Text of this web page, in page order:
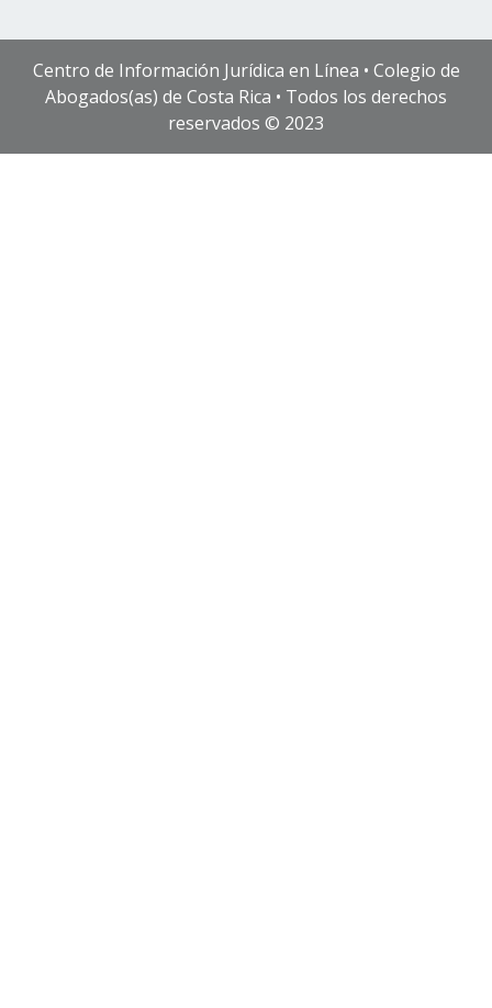
Centro de Información Jurídica en Línea • Colegio de
Abogados(as) de Costa Rica • Todos los derechos
reservados © 2023